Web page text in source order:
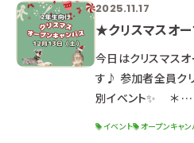
よりオープンキャ
‐‐‐‐‐‐‐‐ ★次
2025.11.17
★クリスマスオ
今日はクリスマス
す♪ 参加者全員ク
別イベント✨ ＊
イベント オープンキャン